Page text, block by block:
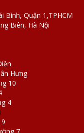
1kg
Bình, Quận 1,TPHCM
Biên, Hà Nội
Hưng
10
4
7